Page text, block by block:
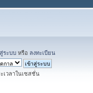
ระบบ หรือ ลงทะเบียน
เวลาในเซสชั่น